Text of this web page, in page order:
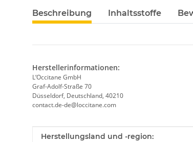
Beschreibung Inhaltsstoffe
Herstellerinformationen:
L‘Occitane GmbH
Graf-Adolf-Straße 70
Düsseldorf, Deutschland, 40210
contact.de-de@loccitane.com
Produkteigenschaft
Wert
Herstellungsland und -region: